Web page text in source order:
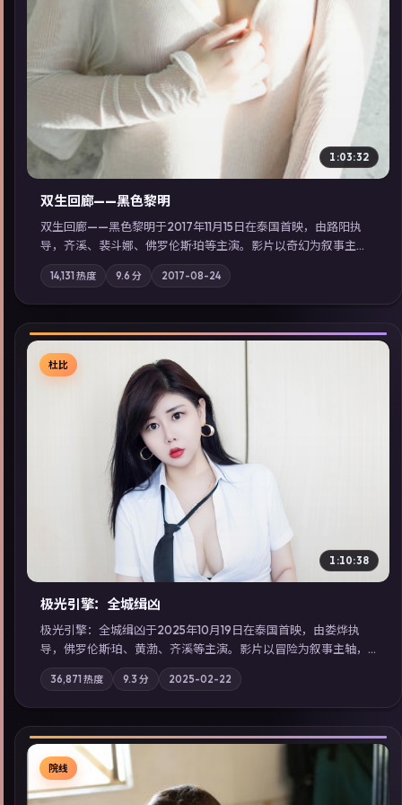
1:03:32
双生回廊——黑色黎明
双生回廊——黑色黎明于2017年11月15日在泰国首映，由路阳执
导，齐溪、裴斗娜、佛罗伦斯·珀等主演。影片以奇幻为叙事主
轴，旧案重提，真相与谎言在同一条时间线上交锋；摄影与配乐
强化地域气质；站内亦可通过「国产免费观看高清电视剧在线
看」延展检索同类型高分佳作，畅享高清在线追剧体验。
14,131热度 9.6 分 2017-08-24
▶
杜比
1:10:38
极光引擎：全城缉凶
极光引擎：全城缉凶于2025年10月19日在泰国首映，由娄烨执
导，佛罗伦斯·珀、黄渤、齐溪等主演。影片以冒险为叙事主轴，
记忆碎片重组后，主角发现自己从未活过“真实”的一天；摄影与
配乐强化地域气质；站内亦可通过「国产免费观看高清电视剧在
线看」延展检索同类型高分佳作，畅享高清在线追剧体验。
36,871 热度 9.3 分 2025-02-22
院线